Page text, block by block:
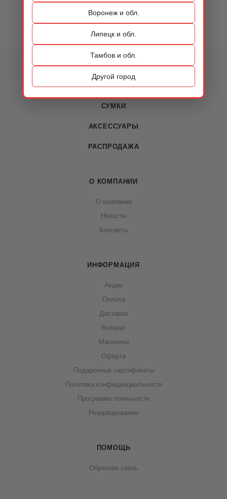
Воронеж и обл.
Липецк и обл.
Тамбов и обл.
Другой город
КАТАЛОГ
ОБУВЬ
СУМКИ
АКСЕССУАРЫ
РАСПРОДАЖА
О КОМПАНИИ
О компании
Новости
Контакты
ИНФОРМАЦИЯ
Акции
Оплата
Доставка
Возврат
Магазины
Оферта
Подарочные сертификаты
Политика конфиденциальности
Программа лояльности
Резервирование
ПОМОЩЬ
Обратная связь